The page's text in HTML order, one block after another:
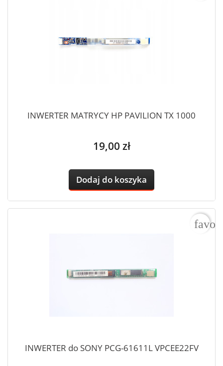
INWERTER MATRYCY HP PAVILION TX 1000
Cena
19,00 zł
Dodaj do koszyka
INWERTER do SONY PCG-61611L VPCEE22FV